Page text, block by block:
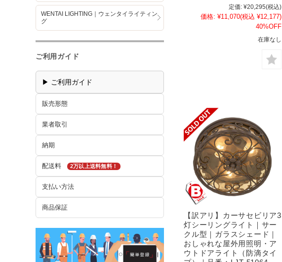
定価: ¥20,295(税込)
価格: ¥11,070(税込 ¥12,177)
40%OFF
在庫なし
【訳アリ】カーサセビリア3
灯シーリングライト｜サー
クル型｜ガラスシェード｜
おしゃれな屋外用照明・ア
ウトドアライト（防滴タイ
WENTAI LIGHTING｜ウェンタイライティン
グ
ご利用ガイド
▶ ご利用ガイド
販売形態
業者取引
納期
配送料 2万以上送料無料！
支払い方法
商品保証